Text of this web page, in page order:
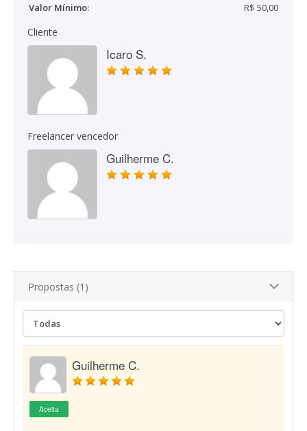
Valor Mínimo:
R$ 50,00
Cliente
Icaro S.
Freelancer vencedor
Guilherme C.
Propostas (1)
Guilherme C.
Aceita